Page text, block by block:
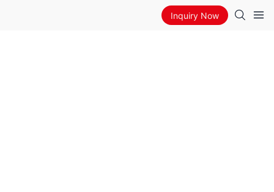
Inquiry Now